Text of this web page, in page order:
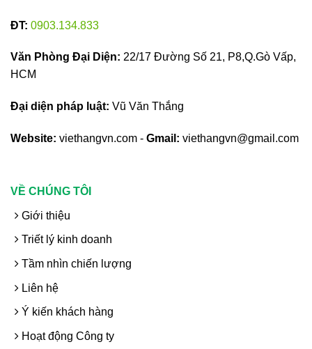
ĐT: 0903.134.833
Văn Phòng Đại Diện: 22/17 Đường Số 21, P8,Q.Gò Vấp,
HCM
Đại diện pháp luật: Vũ Văn Thắng
Website: viethangvn.com - Gmail: viethangvn@gmail.com
VỀ CHÚNG TÔI
Giới thiệu
Triết lý kinh doanh
Tầm nhìn chiến lượng
Liên hệ
Ý kiến khách hàng
Hoạt động Công ty